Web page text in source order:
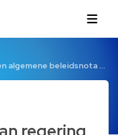
algemene beleidsnota …